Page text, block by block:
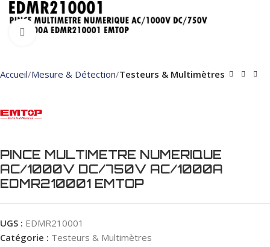
Click to enlarge
Accueil Mesure & Détection Testeurs & Multimètres
PINCE MULTIMETRE NUMERIQUE
AC/1000V DC/750V AC/1000A
EDMR210001 EMTOP
UGS : EDMR210001
Catégorie : Testeurs & Multimètres